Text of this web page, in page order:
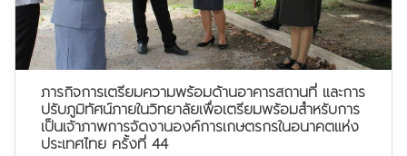
ภารกิจการเตรียมความพร้อมด้านอาคารสถานที่ และการ
ปรับภูมิทัศน์ภายในวิทยาลัยเพื่อเตรียมพร้อมสำหรับการ
เป็นเจ้าภาพการจัดงานองค์การเกษตรกรในอนาคตแห่ง
ประเทศไทย ครั้งที่ 44